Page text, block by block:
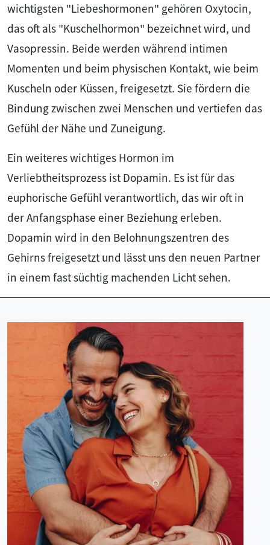
wichtigsten "Liebeshormonen" gehören Oxytocin,
das oft als "Kuschelhormon" bezeichnet wird, und
Vasopressin. Beide werden während intimen
Momenten und beim physischen Kontakt, wie beim
Kuscheln oder Küssen, freigesetzt. Sie fördern die
Bindung zwischen zwei Menschen und vertiefen das
Gefühl der Nähe und Zuneigung.
Ein weiteres wichtiges Hormon im
Verliebtheitsprozess ist Dopamin. Es ist für das
euphorische Gefühl verantwortlich, das wir oft in
der Anfangsphase einer Beziehung erleben.
Dopamin wird in den Belohnungszentren des
Gehirns freigesetzt und lässt uns den neuen Partner
in einem fast süchtig machenden Licht sehen.